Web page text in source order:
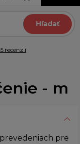
Hľadať
recenzií
- m
pre